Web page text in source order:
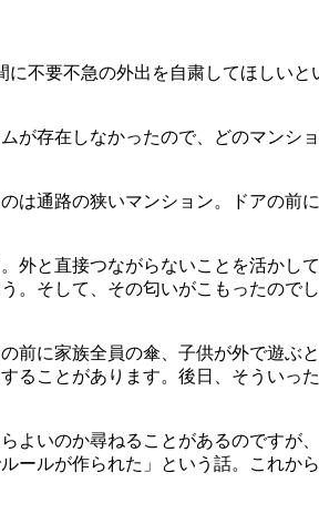
不要不急の外出を自粛してほしいと
が存在しなかったので、どのマンシ
は通路の狭いマンション。ドアの前
外と直接つながらないことを活かし
。そして、その匂いがこもったので
前に家族全員の傘、子供が外で遊ぶ
ることがあります。後日、そういっ
よいのか尋ねることがあるのですが
ールが作られた」という話。これか